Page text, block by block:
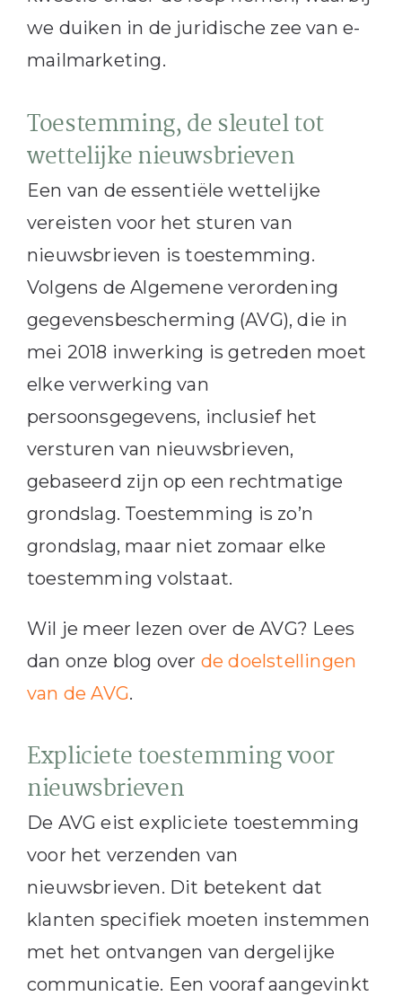
we duiken in de juridische zee van e-
mailmarketing.
Toestemming, de sleutel tot
wettelijke nieuwsbrieven
Een van de essentiële wettelijke
vereisten voor het sturen van
nieuwsbrieven is toestemming.
Volgens de Algemene verordening
gegevensbescherming (AVG), die in
mei 2018 inwerking is getreden moet
elke verwerking van
persoonsgegevens, inclusief het
versturen van nieuwsbrieven,
gebaseerd zijn op een rechtmatige
grondslag. Toestemming is zo’n
grondslag, maar niet zomaar elke
toestemming volstaat.
Wil je meer lezen over de AVG? Lees
dan onze blog over de doelstellingen
van de AVG.
Expliciete toestemming voor
nieuwsbrieven
De AVG eist expliciete toestemming
voor het verzenden van
nieuwsbrieven. Dit betekent dat
klanten specifiek moeten instemmen
met het ontvangen van dergelijke
communicatie. Een vooraf aangevinkt